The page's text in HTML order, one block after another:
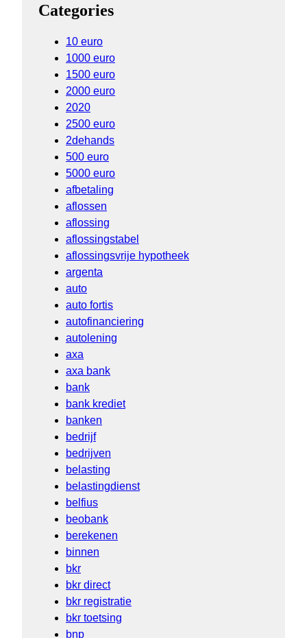
Categories
10 euro
1000 euro
1500 euro
2000 euro
2020
2500 euro
2dehands
500 euro
5000 euro
afbetaling
aflossen
aflossing
aflossingstabel
aflossingsvrije hypotheek
argenta
auto
auto fortis
autofinanciering
autolening
axa
axa bank
bank
bank krediet
banken
bedrijf
bedrijven
belasting
belastingdienst
belfius
beobank
berekenen
binnen
bkr
bkr direct
bkr registratie
bkr toetsing
bnp